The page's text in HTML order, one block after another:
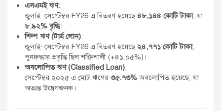
এসএমই ঋণ:
জুলাই–সেপ্টেম্বর FY26 এ বিতরণ হয়েছে ৪৮,১৪৪ কোটি টাকা, যা
৮.৯২% বৃদ্ধি।
শিল্প ঋণ (টার্ম লোন):
জুলাই–সেপ্টেম্বর FY26 এ বিতরণ হয়েছে ২৪,৭৭১ কোটি টাকা,
পুনরুদ্ধার প্রবৃদ্ধি ছিল শক্তিশালী (+৪১.০৫%)।
অবলোপিত ঋণ (Classified Loan):
সেপ্টেম্বর ২০২৫ এ মোট ঋণের ৩৫.৭৩%অবলোপিত হয়েছে, যা
অত্যন্ত উদ্বেগজনক।